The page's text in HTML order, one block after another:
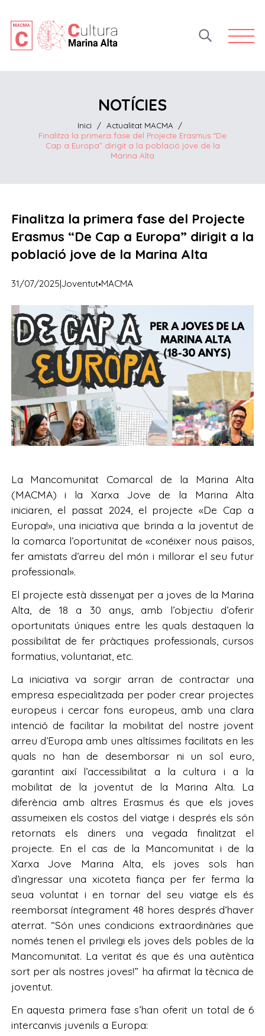
Open
NOTÍCIES
Inici / Actualitat MACMA
/
Finalitza la primera fase del Projecte Erasmus “De
Cap a Europa” dirigit a la població jove de la
Marina Alta
Finalitza la primera fase del Projecte
Erasmus “De Cap a Europa” dirigit a la
població jove de la Marina Alta
31/07/2025|Joventut·MACMA
La Mancomunitat Comarcal de la Marina Alta
(MACMA) i la Xarxa Jove de la Marina Alta
iniciaren, el passat 2024, el projecte «De Cap a
Europa!», una iniciativa que brinda a la joventut de
la comarca l’oportunitat de «conéixer nous països,
fer amistats d’arreu del món i millorar el seu futur
professional».
El projecte està dissenyat per a joves de la Marina
Alta, de 18 a 30 anys, amb l’objectiu d’oferir
oportunitats úniques entre les quals destaquen la
possibilitat de fer pràctiques professionals, cursos
formatius, voluntariat, etc.
La iniciativa va sorgir arran de contractar una
empresa especialitzada per poder crear projectes
europeus i cercar fons europeus, amb una clara
intenció de facilitar la mobilitat del nostre jovent
arreu d’Europa amb unes altíssimes facilitats en les
quals no han de desemborsar ni un sol euro,
garantint així l’accessibilitat a la cultura i a la
mobilitat de la joventut de la Marina Alta. La
diferència amb altres Erasmus és que els joves
assumeixen els costos del viatge i després els són
retornats els diners una vegada finalitzat el
projecte. En el cas de la Mancomunitat i de la
Xarxa Jove Marina Alta, els joves sols han
d’ingressar una xicoteta fiança per fer ferma la
seua voluntat i en tornar del seu viatge els és
reemborsat íntegrament 48 hores després d’haver
aterrat. “Són unes condicions extraordinàries que
només tenen el privilegi els joves dels pobles de la
Mancomunitat. La veritat és que és una autèntica
sort per als nostres joves!” ha afirmat la tècnica de
joventut.
En aquesta primera fase s’han oferit un total de 6
intercanvis juvenils a Europa: